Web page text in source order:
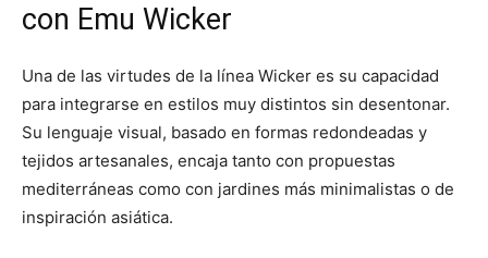
con Emu Wicker
Una de las virtudes de la línea Wicker es su capacidad
para integrarse en estilos muy distintos sin desentonar.
Su lenguaje visual, basado en formas redondeadas y
tejidos artesanales, encaja tanto con propuestas
mediterráneas como con jardines más minimalistas o de
inspiración asiática.